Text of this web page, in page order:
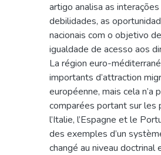
artigo analisa as
debilidades, as
nacionais com o objetivo
igualdade de acesso aos
La région euro-
importants d’attraction
européenne, mais cela
comparées portant sur les
l’Italie, l’Espagne et le
des exemples d’un
changé au niveau